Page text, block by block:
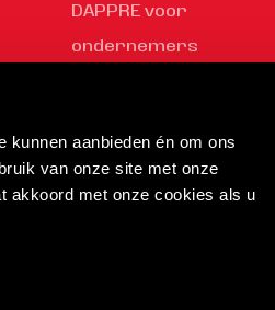
kunnen aanbieden én om ons
van onze site met onze
akkoord met onze cookies als u
DAPPRE voor
ondernemers
Helmond Sport